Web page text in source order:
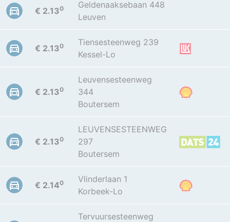
€ 2.130
Geldenaaksebaan 448
Leuven
€ 2.130
Tiensesteenweg 239
Kessel-Lo
€ 2.130
Leuvensesteenweg
344
Boutersem
€ 2.130
LEUVENSESTEENWEG
297
Boutersem
€ 2.140
Vlinderlaan 1
Korbeek-Lo
Tervuursesteenweg